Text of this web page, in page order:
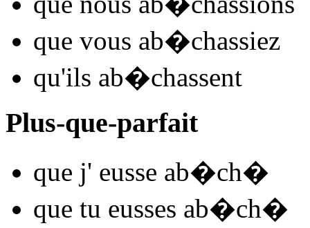
que vous ab�chassiez
qu'ils ab�chassent
Plus-que-parfait
que j' eusse ab�ch�
que tu eusses ab�ch�